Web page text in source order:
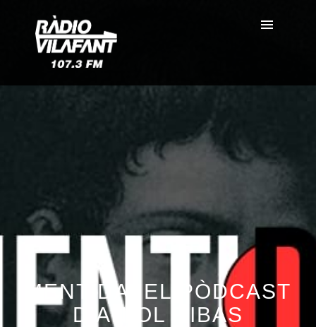
MENTIDA, EL PÒDCAST
D’ANIOL RIBAS